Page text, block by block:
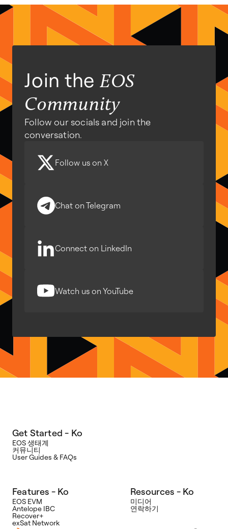
Join the EOS
Community
Follow our socials and join the
conversation.
Follow us on X
Chat on Telegram
Connect on LinkedIn
Watch us on YouTube
Get Started - Ko
EOS 생태계
커뮤니티
User Guides & FAQs
Features - Ko
EOS EVM
Antelope IBC
Recover+
exSat Network
Resources - Ko
미디어
연락하기